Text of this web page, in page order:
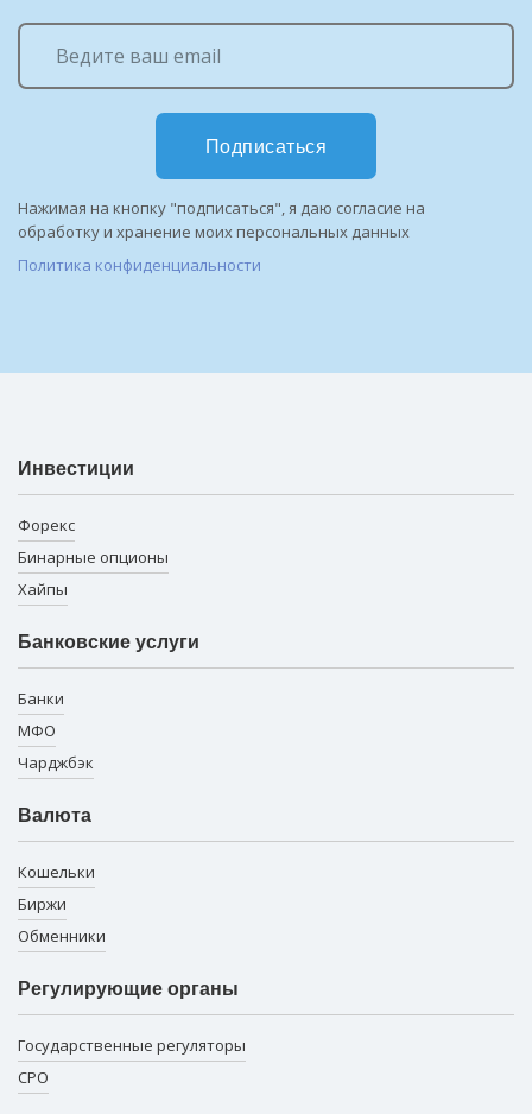
Подписаться
Нажимая на кнопку "подписаться", я даю согласие на
обработку и хранение моих персональных данных
Политика конфиденциальности
Инвестиции
Форекс
Бинарные опционы
Хайпы
Банковские услуги
Банки
МФО
Чарджбэк
Валюта
Кошельки
Биржи
Обменники
Регулирующие органы
Государственные регуляторы
СРО